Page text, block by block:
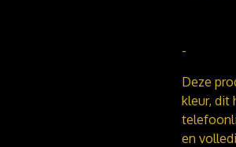
-
Deze
kleur, dit
en